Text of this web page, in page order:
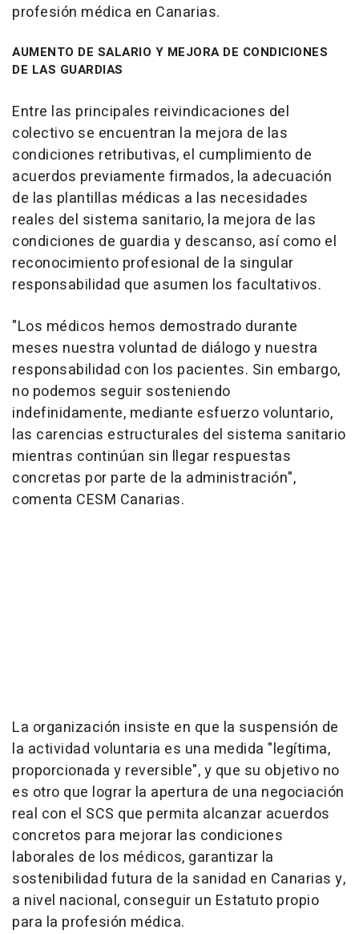
profesión médica en Canarias.
AUMENTO DE SALARIO Y MEJORA DE CONDICIONES
DE LAS GUARDIAS
Entre las principales reivindicaciones del
colectivo se encuentran la mejora de las
condiciones retributivas, el cumplimiento de
acuerdos previamente firmados, la adecuación
de las plantillas médicas a las necesidades
reales del sistema sanitario, la mejora de las
condiciones de guardia y descanso, así como el
reconocimiento profesional de la singular
responsabilidad que asumen los facultativos.
"Los médicos hemos demostrado durante
meses nuestra voluntad de diálogo y nuestra
responsabilidad con los pacientes. Sin embargo,
no podemos seguir sosteniendo
indefinidamente, mediante esfuerzo voluntario,
las carencias estructurales del sistema sanitario
mientras continúan sin llegar respuestas
concretas por parte de la administración",
comenta CESM Canarias.
La organización insiste en que la suspensión de
la actividad voluntaria es una medida "legítima,
proporcionada y reversible", y que su objetivo no
es otro que lograr la apertura de una negociación
real con el SCS que permita alcanzar acuerdos
concretos para mejorar las condiciones
laborales de los médicos, garantizar la
sostenibilidad futura de la sanidad en Canarias y,
a nivel nacional, conseguir un Estatuto propio
para la profesión médica.